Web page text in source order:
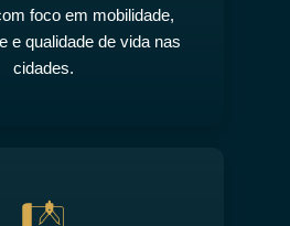
foco em mobilidade,
e qualidade de vida nas
cidades.